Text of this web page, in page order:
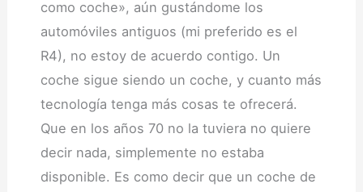
como coche», aún gustándome los
automóviles antiguos (mi preferido es el
R4), no estoy de acuerdo contigo. Un
coche sigue siendo un coche, y cuanto más
tecnología tenga más cosas te ofrecerá.
Que en los años 70 no la tuviera no quiere
decir nada, simplemente no estaba
disponible. Es como decir que un coche de